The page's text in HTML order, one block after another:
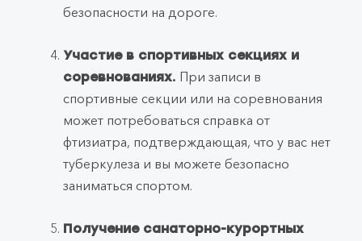
безопасности на дороге.
Участие в спортивных секциях и
соревнованиях. При записи в
спортивные секции или на соревнования
может потребоваться справка от
фтизиатра, подтверждающая, что у вас нет
туберкулеза и вы можете безопасно
заниматься спортом.
Получение санаторно-курортных